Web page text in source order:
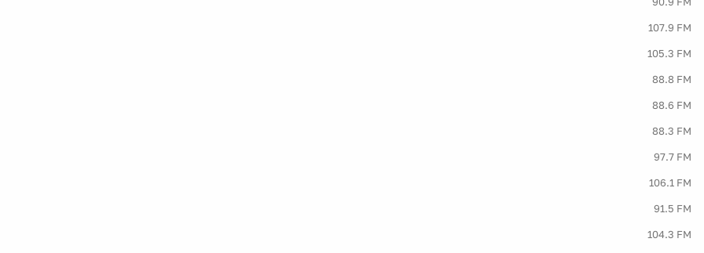
107.9 FM
105.3 FM
88.8 FM
88.6 FM
88.3 FM
97.7 FM
106.1 FM
91.5 FM
104.3 FM